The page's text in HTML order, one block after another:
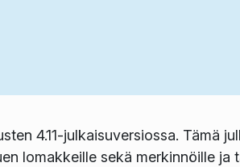
4.11-julkaisuversiossa. Tämä
lomakkeille sekä merkinnöille ja